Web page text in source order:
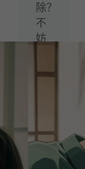
除？
不
妨
试
去
水
印